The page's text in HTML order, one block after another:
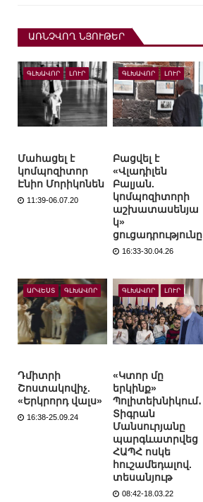
ԱՌՆՉՎՈՂ ՆՅՈՒԹԵՐ
ԳԼԽԱՎՈՐ ԼՈՒՐ
Մահացել է
կոմպոզիտոր
Էնիո Մորիկոնեն
11:39-06.07.20
ԳԼԽԱՎՈՐ ԼՈՒՐ
Բացվել է
«Վլադիլեն
Բալյան.
կոմպոզիտորի
աշխատասենյա
կ»
ցուցադրությունը
16:33-30.04.26
ԱՐՎԵՍՏ ԳԼԽԱՎՈՐ
Դմիտրի
Շոստակովիչ.
«Երկրորդ վալս»
16:38-25.09.24
ԳԼԽԱՎՈՐ ԼՈՒՐ
«Կտոր մը
երկինք»
Պոլիտեխնիկում․
Տիգրան
Մանսուրյանը
պարգևատրվեց
ՀԱՊՀ ոսկե
հուշամեդալով.
տեսանյութ
08:42-18.03.22